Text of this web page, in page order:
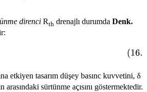
direnci Rth drenajlı durumda Denk.
etkiyen tasarım düşey basınc kuvvetini, δ
arasındaki sürtünme açısını göstermektedir.